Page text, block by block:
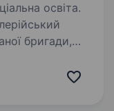
освіта.
бригади,
Наше